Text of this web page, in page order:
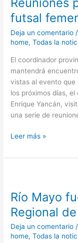
futsal
Deja un comentario /
home,Todas la
El coordinador
mantendrá
vistas al evento que
los próximos días,
Enrique Yancán,
una serie de
final
provincial
de
futsal
femenino
Leer más »
Río Mayo
Regional
Deja un comentario /
home,Todas la
fue
sede
de
un
nuevo